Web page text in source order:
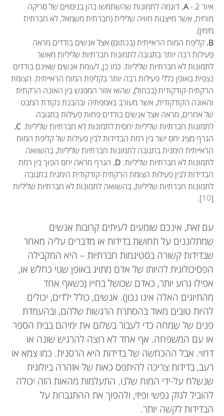
איור 2 - A. דוגמה לתמונות שהשתמשו בהן בניסויים של סריקה
מוחית, אשר מייצגות חוויה שלילית (חברתית משמאל, לא חברתית
מימין).
B. קליפת המוח הראייתית (בכתום) אצל אנשים בודדים מראה
פעילות רבה יותר בתגובה לתמונות חברתיות שליליות מאשר
לתמונות לא חברתיות שליליות. כמו כן, לעומת אנשים שאינם בודדים
נצפית באופן כללי פעילות רבה יותר בקליפת המוח הראייתית. הצומת
הרקתית-קודקודית (בכחול), שהוא אזור המפגש בין האונה הרקתית
והאונה הקודקודית, אשר מעורב באמפתיה ובהבנת נקודת המבט
של אחרים, מראה אצל אנשים בודדים פחות פעילות בתגובה
לתמונות חברתיות שליליות יחסית לתמונות לא חברתיות שליליות. C.
הגרף מציג יחס ישר בין רמת הבדידות לבין פעילות של קליפת המוח
הראייתית הימנית בתגובה לתמונות חברתיות שליליות, בהשוואה
לתמונות לא חברתיות שליליות. D. הגרף מראה יחס הפוך בין רמת
הבדידות לבין פעילות הצומת הרקתית-קודקודית הימנית בתגובה
לתמונות חברתיות שליליות, בהשוואה לתמונות לא חברתיות שליליות
[
10
].
עם זאת, אינכם שומעים לעיתים קרובות אנשים
שמתלוננים על תחושת בדידות או מדברים עליה מאחר
שבדידות קשורה בסטיגמות חברתיות – היא המקבילה
הפסיכולוגית להיותו של אדם מתויג באופן שגוי כחלש או,
אפילו גרוע יותר, כאדם שכושל בחייו (כשאף אחד
מהתיוגים האלה אינו נכון). אנשים, כולל ילדים, יכולים
להיות טובים מאוד בהסתרת הרגשות שלהם, ובהעמדת
פנים של שִׂמחה כדי לעבור בשלום את ימיהם בבית הספר
או עם המשפחה. אף אחד לא רוצה להרגיש שונה או
דחוי. אבל ההכחשה של בדידות היא הרסנית. כמו צמא או
רעב, בדידות צריכה להיתפס כאות של אזהרה ביולוגית
שנשלח על-ידי המוח שלנו. התעלמות מהאות הזה יכולה
להוביל לנזק נפשי ופיזי, ולהפוך את ההתגברות על
הבדידות לקשה יותר.